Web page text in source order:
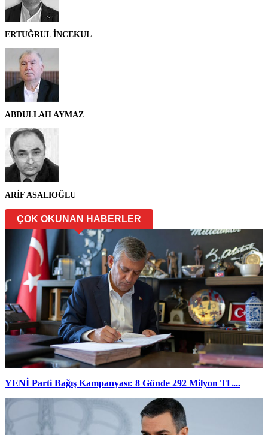
ERTUĞRUL İNCEKUL
ABDULLAH AYMAZ
ARİF ASALIOĞLU
ÇOK OKUNAN HABERLER
YENİ Parti Bağış Kampanyası: 8 Günde 292 Milyon TL...